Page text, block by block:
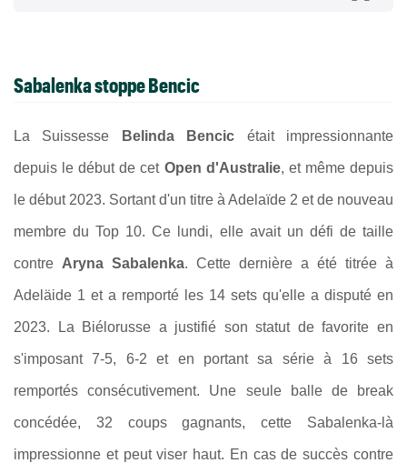
Sabalenka stoppe Bencic
La Suissesse Belinda Bencic était impressionnante
depuis le début de cet Open d'Australie, et même depuis
le début 2023. Sortant d'un titre à Adelaïde 2 et de nouveau
membre du Top 10.Ce lundi, elle avait un défi de taille
contre Aryna Sabalenka. Cette dernière a été titrée à
Adeläide 1 et a remporté les 14 sets qu'elle a disputé en
2023. La Biélorusse a justifié son statut de favorite en
s'imposant 7-5, 6-2 et en portant sa série à 16 sets
remportés consécutivement. Une seule balle de break
concédée, 32 coups gagnants, cette Sabalenka-là
impressionne et peut viser haut. En cas de succès contre